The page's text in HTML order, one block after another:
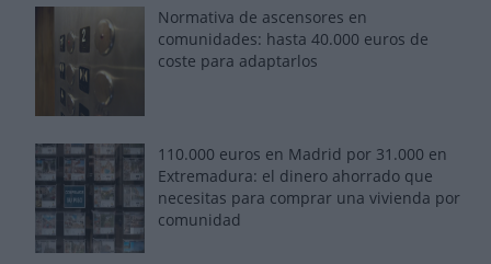
Normativa de ascensores en
comunidades: hasta 40.000 euros de
coste para adaptarlos
110.000 euros en Madrid por 31.000 en
Extremadura: el dinero ahorrado que
necesitas para comprar una vivienda por
comunidad